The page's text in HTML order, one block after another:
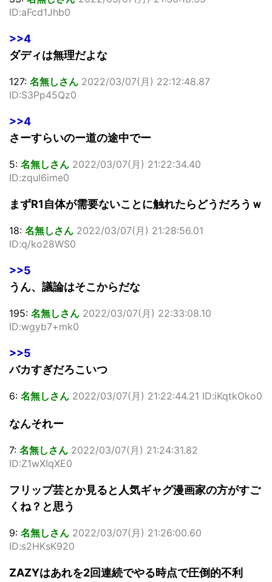
ID:aFcd1Jhb0
>>4
ダディは無理だよな
127: 名無しさん 2022/03/07(月) 22:12:48.87
ID:S3Pp45Qz0
>>4
さーすらいのー道の途中でー
5: 名無しさん 2022/03/07(月) 21:22:34.40
ID:zquI6ime0
まずR1自体が需要ないことに触れたらどうだろうｗ
18: 名無しさん 2022/03/07(月) 21:28:56.01
ID:q/ko28WS0
>>5
うん、議論はそこからだな
195: 名無しさん 2022/03/07(月) 22:33:08.10
ID:wgyb7+mk0
>>5
バカすぎだろこいつ
6: 名無しさん 2022/03/07(月) 21:22:44.21 ID:iKqtkOko0
なんそれー
7: 名無しさん 2022/03/07(月) 21:24:31.82
ID:Z1wXIqXE0
フリップ芸とか見ると人気ギャグ漫画家の方がすご
くね？と思う
9: 名無しさん 2022/03/07(月) 21:26:00.60
ID:s2HKsK920
ZAZYはあれを2回連続でやる時点で圧倒的不利